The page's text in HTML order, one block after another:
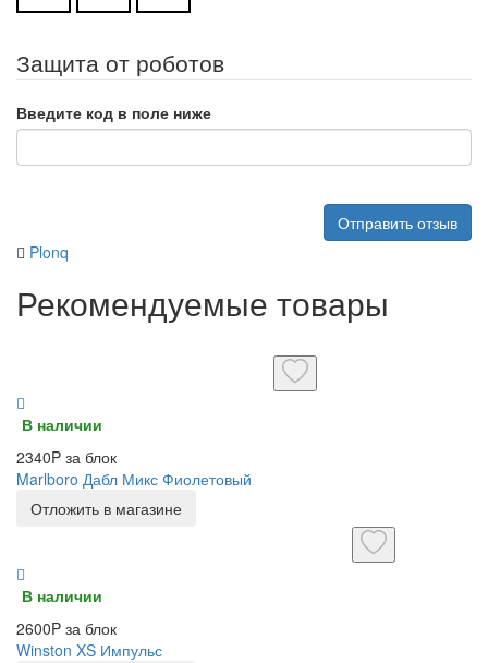
Защита от роботов
Введите код в поле ниже
Отправить отзыв
Plonq
Рекомендуемые товары
В наличии
2340P за блок
Marlboro Дабл Микс Фиолетовый
Отложить в магазине
В наличии
2600P за блок
Winston XS Импульс